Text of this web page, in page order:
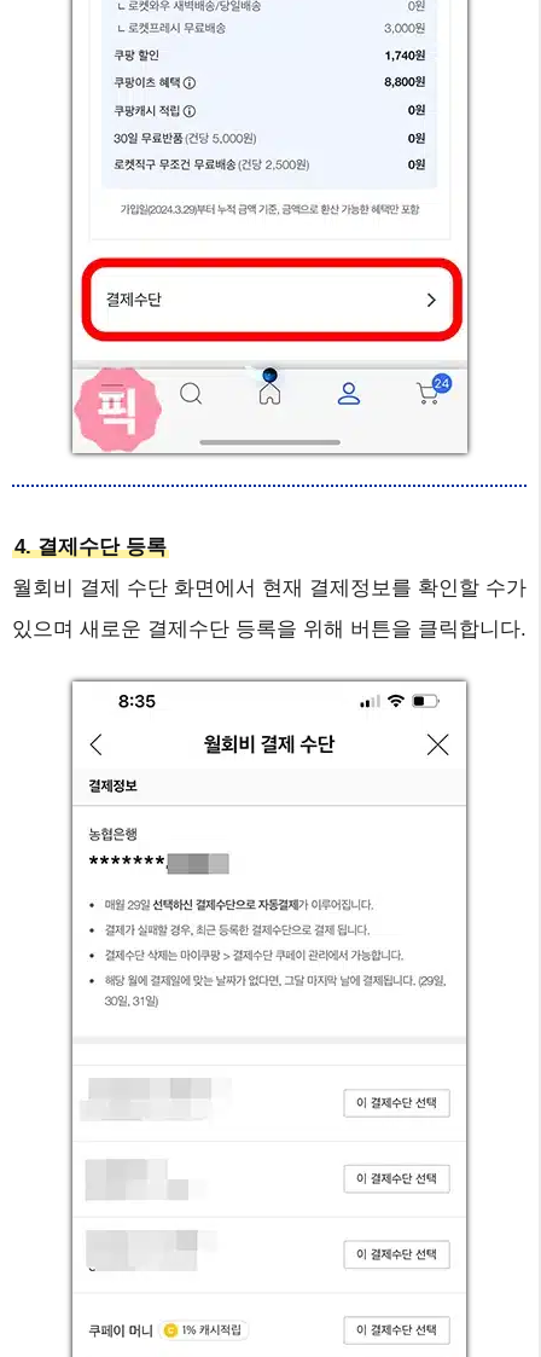
4. 결제수단 등록
월회비 결제 수단 화면에서 현재 결제정보를 확인할 수가
있으며 새로운 결제수단 등록을 위해 버튼을 클릭합니다.